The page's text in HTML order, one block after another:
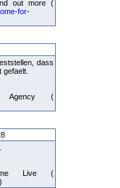
out more (
for-
dass
Agency (
Live (
)